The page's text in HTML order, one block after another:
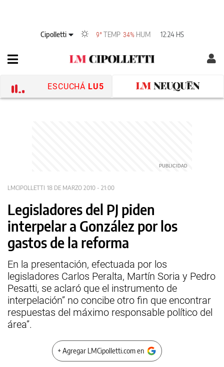
Cipolletti 9° TEMP 34% HUM 12:24 HS
ESCUCHÁ LU5
LMCIPOLLETTI 18 DE MARZO 2010 - 21:00
Legisladores del PJ piden
interpelar a González por los
gastos de la reforma
En la presentación, efectuada por los
legisladores Carlos Peralta, Martín Soria y Pedro
Pesatti, se aclaró que el instrumento de
interpelación” no concibe otro fin que encontrar
respuestas del máximo responsable político del
área”.
+ Agregar LMCipolletti.com en